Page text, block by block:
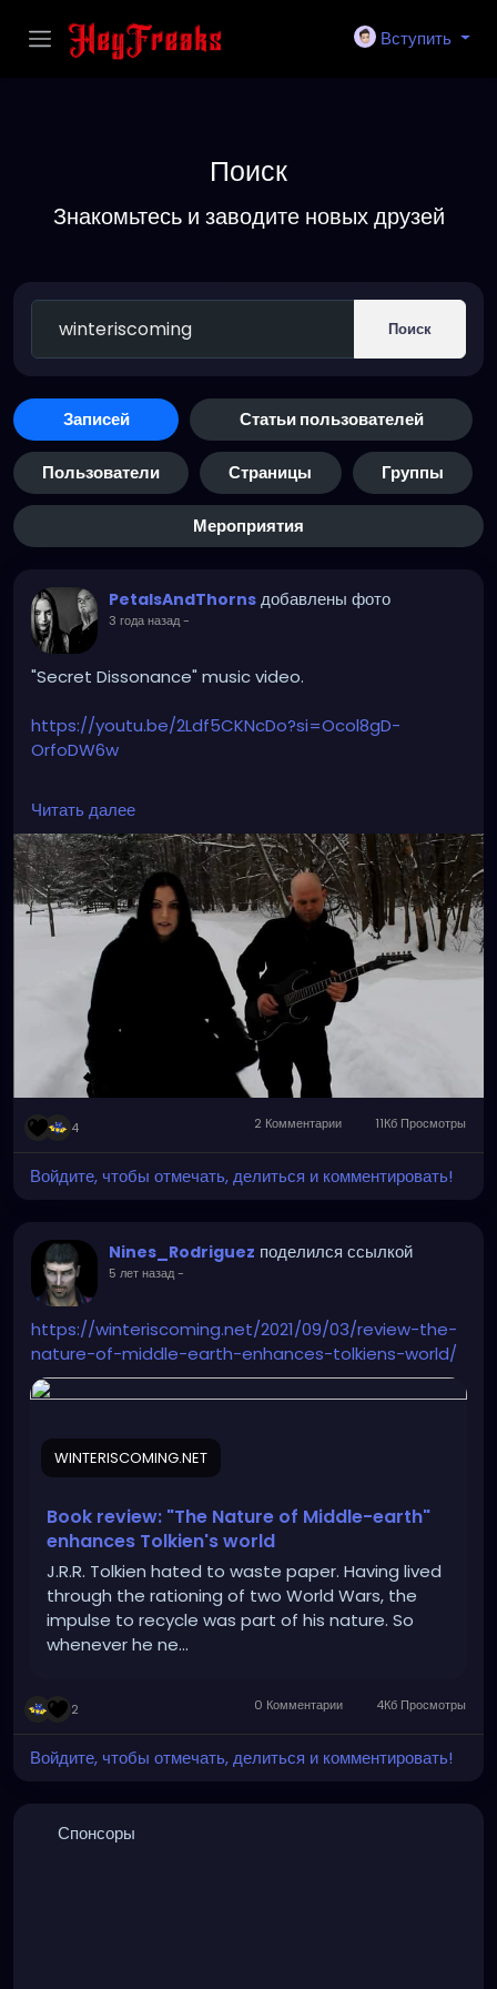
Вступить
Поиск
Знакомьтесь и заводите новых друзей
Поиск
Записей Статьи пользователей
Пользователи Страницы Группы
Мероприятия
PetalsAndThorns добавлены фото
3 года назад-
"Secret Dissonance" music video.
https://youtu.be/2Ldf5CKNcDo?si=Ocol8gD-
OrfoDW6w
#secretdissonance
#electro #gothrock
#music#throwback#winteriscoming#snow
#gothgirl#singer #miapetals#guitar
#johnnythorns
#metroparks#videoshoot
#myphoto#spooky#darkmusic#gothaesthetic
#sadsongs
#winterwonderland
Читать далее
4 2 Комментарии 11Кб Просмотры
Войдите, чтобы отмечать, делиться и комментировать!
Nines_Rodriguez поделился ссылкой
5 лет назад-
https://winteriscoming.net/2021/09/03/review-the-
nature-of-middle-earth-enhances-tolkiens-world/
WINTERISCOMING.NET
Book review: "The Nature of Middle-earth"
enhances Tolkien's world
J.R.R. Tolkien hated to waste paper. Having lived
through the rationing of two World Wars, the
impulse to recycle was part of his nature. So
whenever he ne...
2 0 Комментарии 4Кб Просмотры
Войдите, чтобы отмечать, делиться и комментировать!
Спонсоры